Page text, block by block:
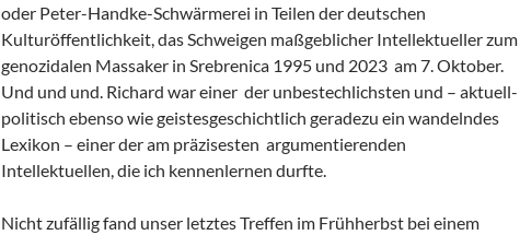
oder Peter-Handke-Schwärmerei in Teilen der deutschen
Kulturöffentlichkeit, das Schweigen maßgeblicher Intellektueller zum
genozidalen Massaker in Srebrenica 1995 und 2023 am 7. Oktober.
Und und und. Richard war einer der unbestechlichsten und – aktuell-
politisch ebenso wie geistesgeschichtlich geradezu ein wandelndes
Lexikon – einer der am präzisesten argumentierenden
Intellektuellen, die ich kennenlernen durfte.
Nicht zufällig fand unser letztes Treffen im Frühherbst bei einem